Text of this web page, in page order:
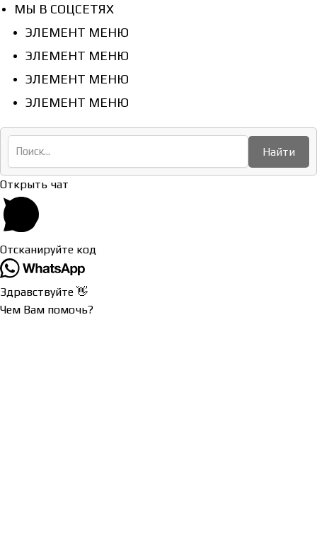
МЫ В СОЦСЕТЯХ
ЭЛЕМЕНТ МЕНЮ
ЭЛЕМЕНТ МЕНЮ
ЭЛЕМЕНТ МЕНЮ
ЭЛЕМЕНТ МЕНЮ
Найти
Открыть чат
Отсканируйте код
Здравствуйте 👋
Чем Вам помочь?